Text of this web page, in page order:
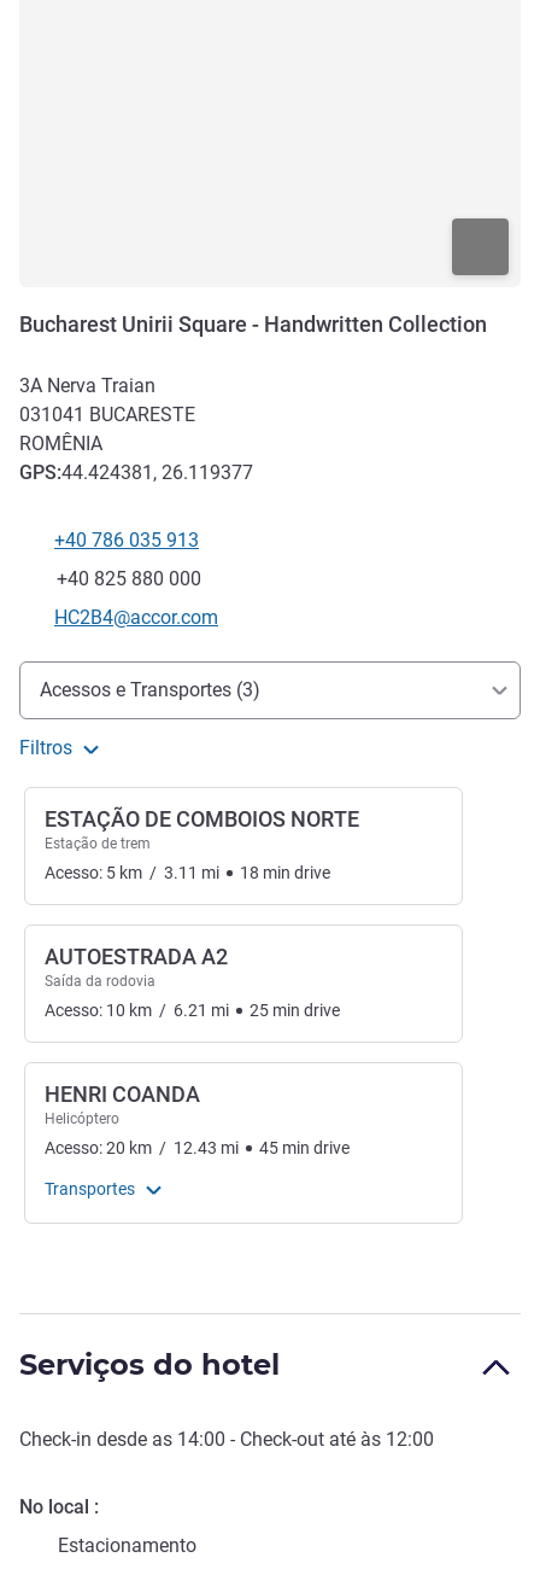
Bucharest Unirii Square - Handwritten Collection
3A Nerva Traian
031041 BUCARESTE
ROMÊNIA
GPS:44.424381, 26.119377
Telefone
+40 786 035 913
Fax
+40 825 880 000
E-mail de contacto
HC2B4@accor.com
Acesso e transporte
Acessos e Transportes (3)
Filtros
ESTAÇÃO DE COMBOIOS NORTE
Estação de trem
Acesso: 5 km / 3.11 mi 18 min drive
AUTOESTRADA A2
Saída da rodovia
Acesso: 10 km / 6.21 mi 25 min drive
HENRI COANDA
Helicóptero
Acesso:20 km / 12.43 mi 45 min drive
Transportes
Serviços do hotel
Check-in desde as 14:00 - Check-out até às 12:00
No local
Estacionamento